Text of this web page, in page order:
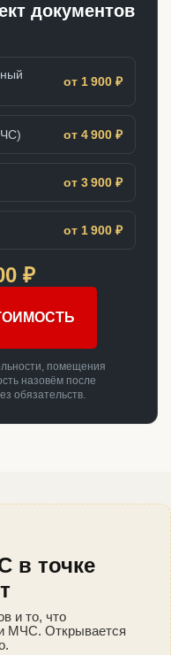
документов
от 1 900 ₽
от 4 900 ₽
от 3 900 ₽
от 1 900 ₽
₽
помещения
назовём после
обязательств.
в точке
и то, что
МЧС. Открывается